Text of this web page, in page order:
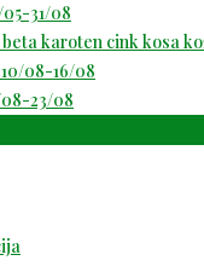
31/08
karoten cink kosa
08-16/08
23/08